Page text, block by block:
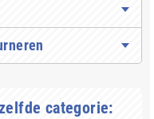
categorie: